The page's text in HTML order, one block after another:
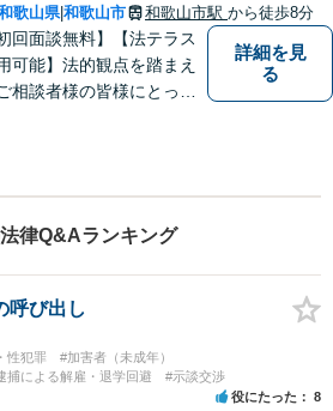
歌山県|和歌山市 和歌山市駅 から徒歩8分
初回面談無料】【法テラス
可能】法的観点を踏まえ
相談者様の皆様にとって
日／夜間／応相談】お悩
がございましたら、お気
ご相談下さい。
詳細を見
る
律Q&Aランキング
呼び出し
性犯罪
#加害者（未成年）
捕による解雇・退学回避 #示談交渉
役にたった 8